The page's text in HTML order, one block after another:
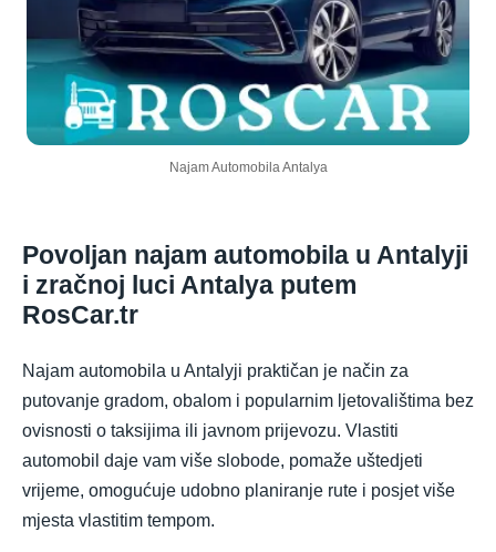
Najam Automobila Antalya
Povoljan najam automobila u Antalyji
i zračnoj luci Antalya putem
RosCar.tr
Najam automobila u Antalyji praktičan je način za
putovanje gradom, obalom i popularnim ljetovalištima bez
ovisnosti o taksijima ili javnom prijevozu. Vlastiti
automobil daje vam više slobode, pomaže uštedjeti
vrijeme, omogućuje udobno planiranje rute i posjet više
mjesta vlastitim tempom.